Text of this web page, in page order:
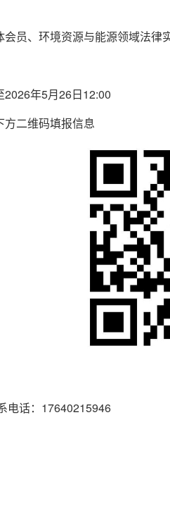
会员、环境资源与能源领域法
年5月26日12:00
二维码填报信息
电话：17640215946